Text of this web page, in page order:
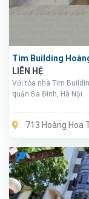
Tim Building
LIÊN HỆ
Với tòa nhà Tim
quận Ba Đình, Hà Nội.
713 Hoàng Hoa